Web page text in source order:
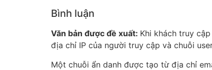
Bình luận
Văn bản được đề xuất: Khi khách truy
địa chỉ IP của người truy cập và chuỗi
Một chuỗi ẩn danh được tạo từ địa chỉ